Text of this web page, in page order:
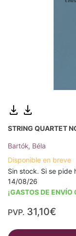
STRING QUARTET
Bartók, Béla
Disponible en breve
Sin stock. Si se pide
14/08/26
¡GASTOS DE ENVÍO
PVP. 31,10€